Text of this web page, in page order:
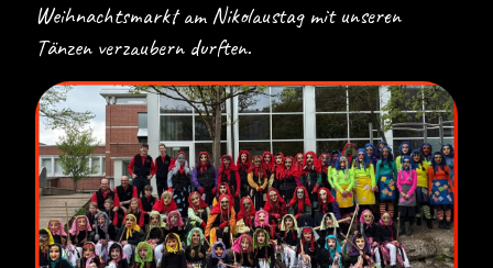
Weihnachtsmarkt am Nikolaustag mit unseren
Tänzen verzaubern durften.